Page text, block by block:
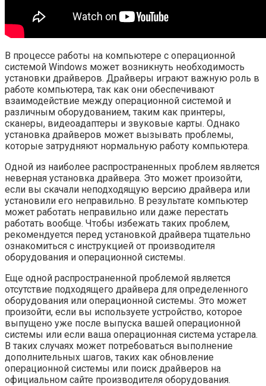
В процессе работы на компьютере с операционной
системой Windows может возникнуть необходимость
установки драйверов. Драйверы играют важную роль в
работе компьютера, так как они обеспечивают
взаимодействие между операционной системой и
различным оборудованием, таким как принтеры,
сканеры, видеоадаптеры и звуковые карты. Однако
установка драйверов может вызывать проблемы,
которые затрудняют нормальную работу компьютера.
Одной из наиболее распространенных проблем является
неверная установка драйвера. Это может произойти,
если вы скачали неподходящую версию драйвера или
установили его неправильно. В результате компьютер
может работать неправильно или даже перестать
работать вообще. Чтобы избежать таких проблем,
рекомендуется перед установкой драйвера тщательно
ознакомиться с инструкцией от производителя
оборудования и операционной системы.
Еще одной распространенной проблемой является
отсутствие подходящего драйвера для определенного
оборудования или операционной системы. Это может
произойти, если вы используете устройство, которое
выпущено уже после выпуска вашей операционной
системы или если ваша операционная система устарела.
В таких случаях может потребоваться выполнение
дополнительных шагов, таких как обновление
операционной системы или поиск драйверов на
официальном сайте производителя оборудования.